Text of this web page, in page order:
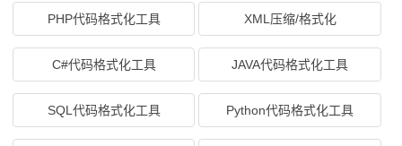
PHP代码格式化工具 XML压缩/格式化
C#代码格式化工具 JAVA代码格式化工具
SQL代码格式化工具 Python代码格式化工具